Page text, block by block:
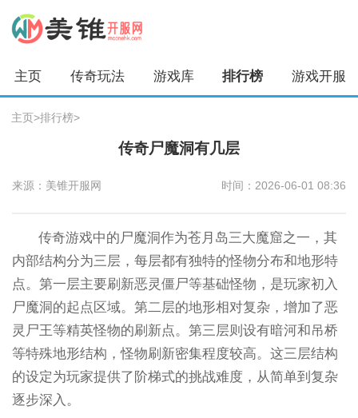
主页 传奇玩法 游戏库 排行榜 游戏开服
主页>排行榜>
传奇尸魔洞有几层
来源：美锥开服网 时间：2026-06-01 08:36
传奇游戏中的尸魔洞作为苍月岛三大魔窟之一，其
内部结构分为三层，每层都有独特的怪物分布和地形特
点。第一层主要刷新恶灵僵尸等基础怪物，是玩家初入
尸魔洞的起点区域。第二层的地形相对复杂，增加了恶
灵尸王等精英怪物的刷新点。第三层则设有暗河和吊桥
等特殊地形结构，怪物刷新密集程度较高。这三层结构
的设定为玩家提供了阶梯式的挑战难度，从简单到复杂
逐步深入。